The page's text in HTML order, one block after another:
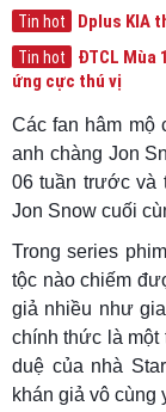
Tin hot Dplus KIA
Tin hot
ĐTCL Mùa
ứng cực thú vị
Các fan hâm mộ
anh chàng Jon
06 tuần trước và
Jon Snow cuối
Trong series
tộc nào chiếm
giả nhiều như
chính thức là
duệ của nhà
khán giả vô cùng